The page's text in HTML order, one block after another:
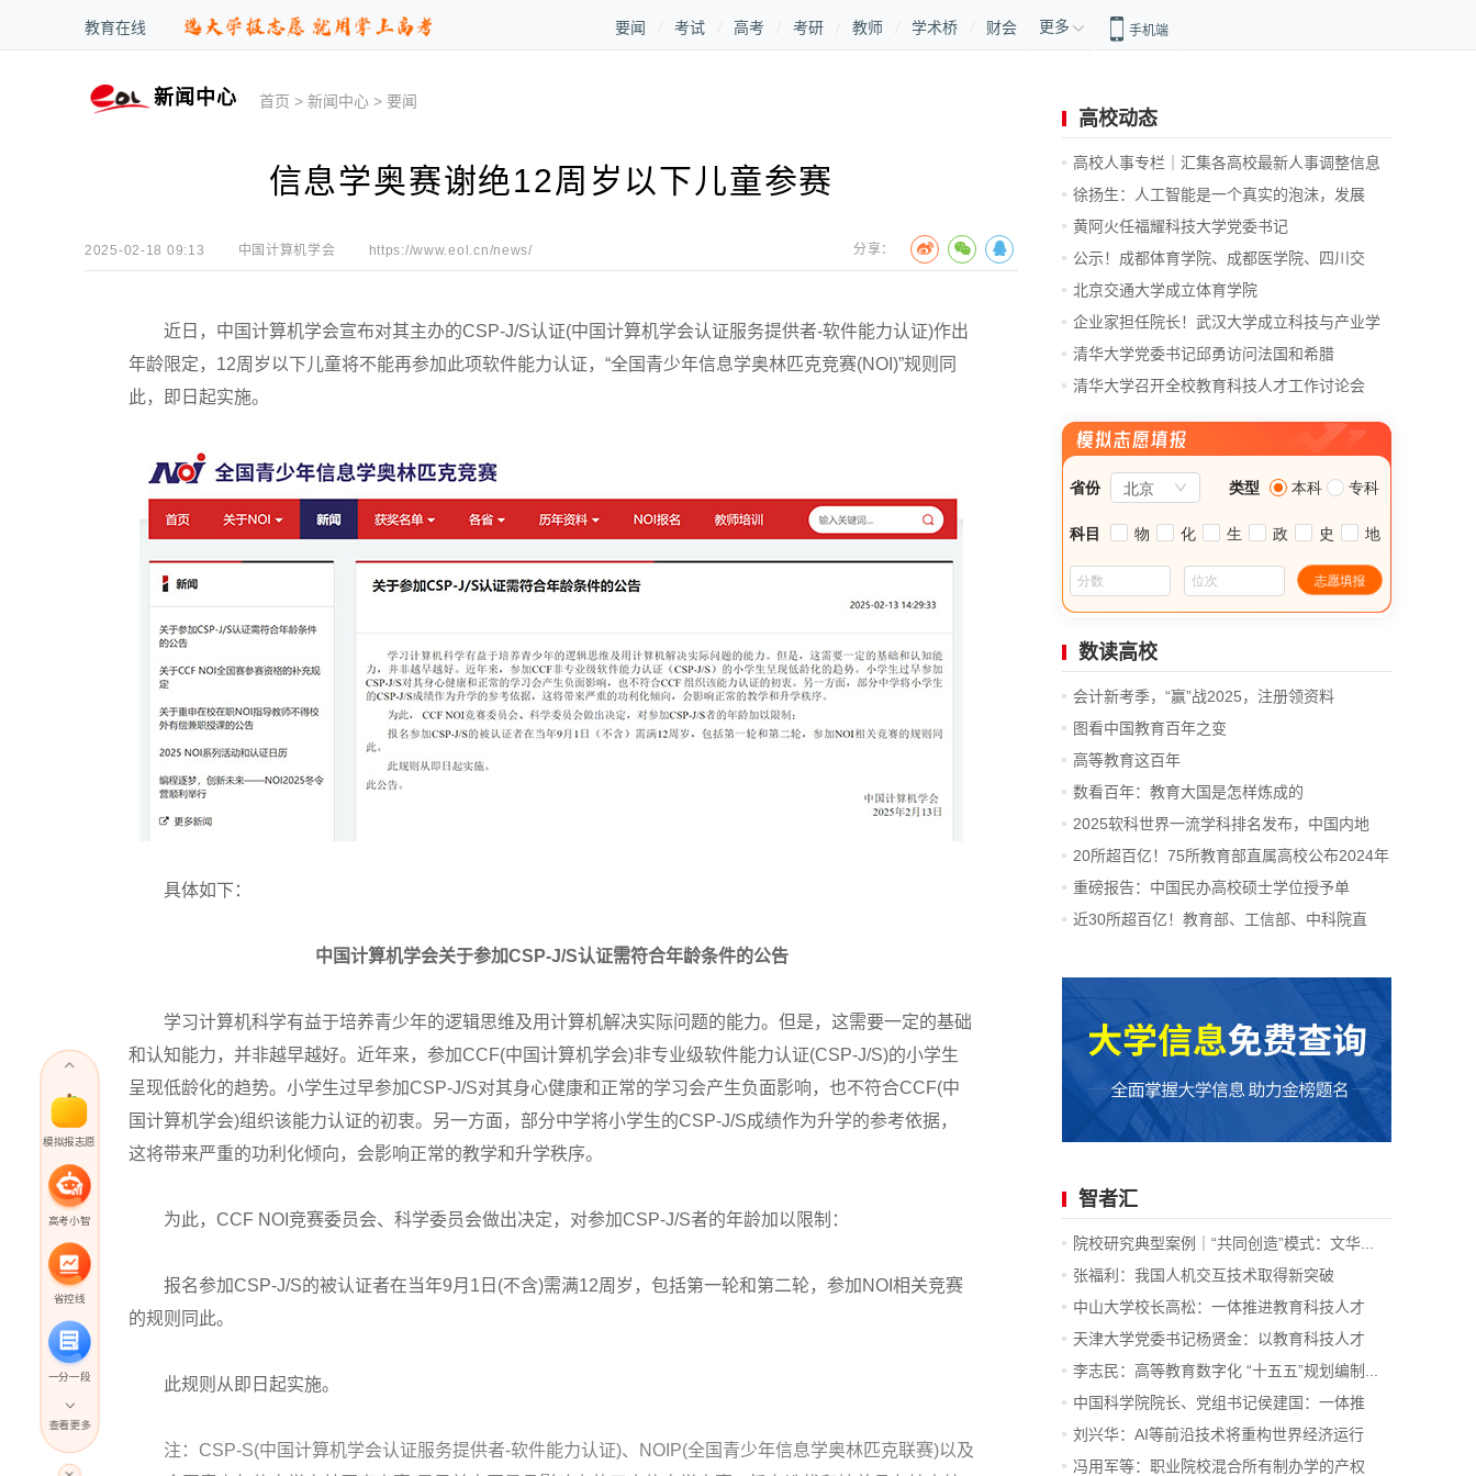
教育在线 要闻 考试 高考 考研 教师 学术桥 财会 更多 手机端
新闻中心 首页 >新闻中心 > 要闻
信息学奥赛谢绝12周岁以下儿童参赛
2025-02-18 09:13 中国计算机学会 https://www.eol.cn/news/ 分享：
近日，中国计算机学会宣布对其主办的CSP-J/S认证(中国计算机学会认证服务提供者-软件能力认证)作出
年龄限定，12周岁以下儿童将不能再参加此项软件能力认证，“全国青少年信息学奥林匹克竞赛(NOI)”规则同
此，即日起实施。
具体如下：
中国计算机学会关于参加CSP-J/S认证需符合年龄条件的公告
学习计算机科学有益于培养青少年的逻辑思维及用计算机解决实际问题的能力。但是，这需要一定的基础
和认知能力，并非越早越好。近年来，参加CCF(中国计算机学会)非专业级软件能力认证(CSP-J/S)的小学生
呈现低龄化的趋势。小学生过早参加CSP-J/S对其身心健康和正常的学习会产生负面影响，也不符合CCF(中
国计算机学会)组织该能力认证的初衷。另一方面，部分中学将小学生的CSP-J/S成绩作为升学的参考依据，
这将带来严重的功利化倾向，会影响正常的教学和升学秩序。
为此，CCF NOI竞赛委员会、科学委员会做出决定，对参加CSP-J/S者的年龄加以限制：
报名参加CSP-J/S的被认证者在当年9月1日(不含)需满12周岁，包括第一轮和第二轮，参加NOI相关竞赛
的规则同此。
此规则从即日起实施。
注：CSP-S(中国计算机学会认证服务提供者-软件能力认证)、NOIP(全国青少年信息学奥林匹克联赛)以及
高校动态
高校人事专栏｜汇集各高校最新人事调整信息
徐扬生：人工智能是一个真实的泡沫，发展
前...
黄阿火任福耀科技大学党委书记
公示！成都体育学院、成都医学院、四川交
通...
北京交通大学成立体育学院
企业家担任院长！武汉大学成立科技与产业学
院
清华大学党委书记邱勇访问法国和希腊
清华大学召开全校教育科技人才工作讨论会
模拟报志愿
高考小智
省控线
一分一段
高考直播
查看更多
数读高校
会计新考季，“赢”战2025，注册领资料
图看中国教育百年之变
高等教育这百年
数看百年：教育大国是怎样炼成的
2025软科世界一流学科排名发布，中国内地
14...
20所超百亿！75所教育部直属高校公布2024年
决算
重磅报告：中国民办高校硕士学位授予单
位、...
近30所超百亿！教育部、工信部、中科院直
智者汇
院校研究典型案例｜“共同创造”模式：文华...
张福利：我国人机交互技术取得新突破
中山大学校长高松：一体推进教育科技人才
发...
天津大学党委书记杨贤金：以教育科技人才
一...
李志民：高等教育数字化 “十五五”规划编制...
中国科学院院长、党组书记侯建国：一体推
进...
刘兴华：AI等前沿技术将重构世界经济运行
底...
冯用军等：职业院校混合所有制办学的产权